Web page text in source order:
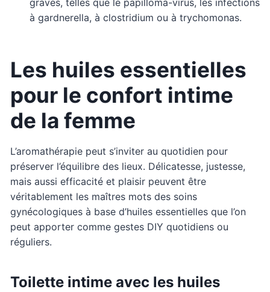
à gardnerella, à clostridium ou à trychomonas.
Les huiles essentielles
pour le confort intime
de la femme
L’aromathérapie peut s’inviter au quotidien pour
préserver l’équilibre des lieux. Délicatesse, justesse,
mais aussi efficacité et plaisir peuvent être
véritablement les maîtres mots des soins
gynécologiques à base d’huiles essentielles que l’on
peut apporter comme gestes DIY quotidiens ou
réguliers.
Toilette intime avec les huiles